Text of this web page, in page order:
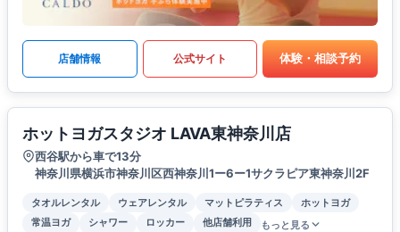
店舗情報 公式サイト 体験・相談予約
ホットヨガスタジオ LAVA東神奈川店
西谷駅から車で13分
神奈川県横浜市神奈川区西神奈川1ー6ー1サクラピア東神奈川2F
タオルレンタル ウェアレンタル マットピラティス
ホットヨガ
常温ヨガ
シャワー ロッカー 他店舗利用 もっと見る